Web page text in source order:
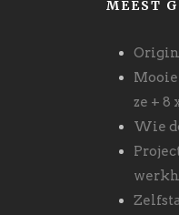
MEEST
ze + 8
Wie